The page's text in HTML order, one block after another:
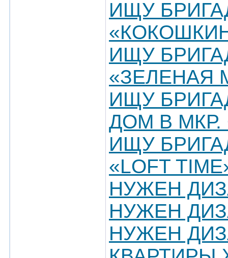
ИЩУ
ИЩУ
«ЗЕЛЕНАЯ
ИЩУ
ДОМ В
ИЩУ
«LOFT
НУЖЕН
НУЖЕН
НУЖЕН